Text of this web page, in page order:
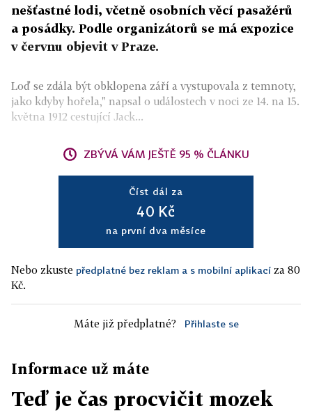
nešťastné lodi, včetně osobních věcí pasažérů
a posádky. Podle organizátorů se má expozice
v červnu objevit v Praze.
Loď se zdála být obklopena září a vystupovala z temnoty,
jako kdyby hořela," napsal o událostech v noci ze 14. na 15.
května 1912 cestující Jack...
ZBÝVÁ VÁM JEŠTĚ 95 % ČLÁNKU
Číst dál za
40 Kč
na první dva měsíce
Nebo zkuste předplatné bez reklam a s mobilní aplikací za 80
Kč.
Máte již předplatné? Přihlaste se
Informace už máte
Teď je čas procvičit mozek